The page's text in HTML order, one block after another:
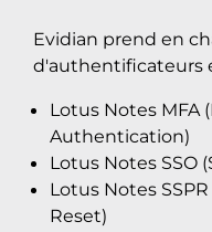
Evidian prend en
d'authentificateurs
Lotus Notes MFA
Authentication)
Lotus Notes SSO
Lotus Notes
Reset)